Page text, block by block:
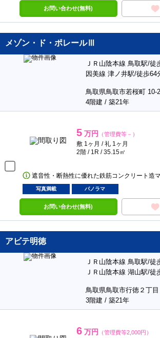
お問い合わせ(無料)
メゾン・ド・ポレールⅢ
ＪＲ山陰本線 鳥取駅/徒
因美線 津ノ井駅/徒歩64
鳥取県鳥取市若桜町 10-2
4階建 / 築21年
5 万円 （管理費等－）
敷 1ヶ月 / 礼 1ヶ月
2階 / 1R / 35.15㎡
遮音性・断熱性に優れた鉄筋コンクリート造
写真満載 パノラマ
お問い合わせ(無料)
アビテ明徳
ＪＲ山陰本線 鳥取駅/徒
ＪＲ山陰本線 湖山駅/徒
鳥取県鳥取市行徳２丁
3階建 / 築21年
6 万円 （管理費等2,000円）